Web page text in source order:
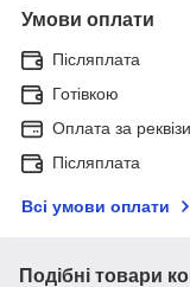
Умови оплати
Післяплата
Готівкою
Оплата за
Післяплата
Всі умови оплати
Подібні товари